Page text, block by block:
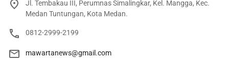
Jl. Tembakau III, Perumnas Simalingkar, Kel. Mangga, Kec.
Medan Tuntungan, Kota Medan.
0812-2999-2199
mawartanews@gmail.com